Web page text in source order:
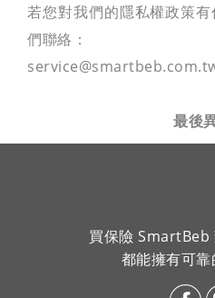
若您對我們的隱私權政策
們聯絡：
最後
買保險 SmartBeb
都能擁有可